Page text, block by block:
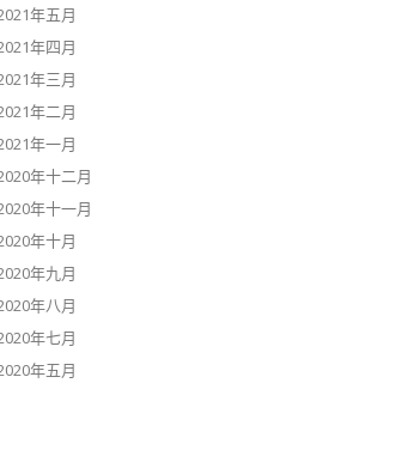
年五月
年四月
年三月
年二月
年一月
年十二月
年十一月
年十月
年九月
年八月
年七月
年五月